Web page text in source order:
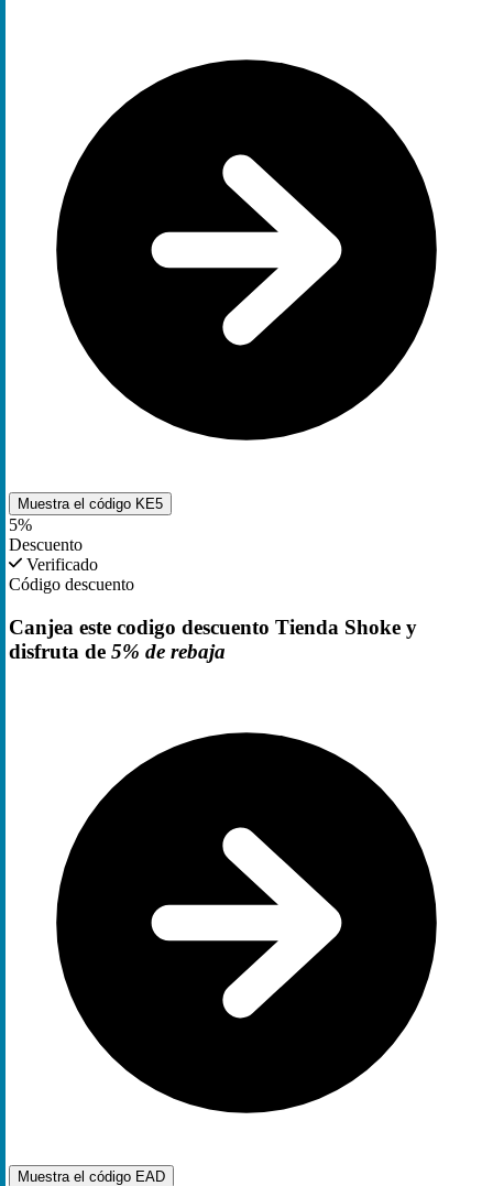
Muestra el código KE5
5%
Descuento
Verificado
Código descuento
Canjea este codigo descuento Tienda Shoke y
disfruta de 5% de rebaja
Muestra el código EAD